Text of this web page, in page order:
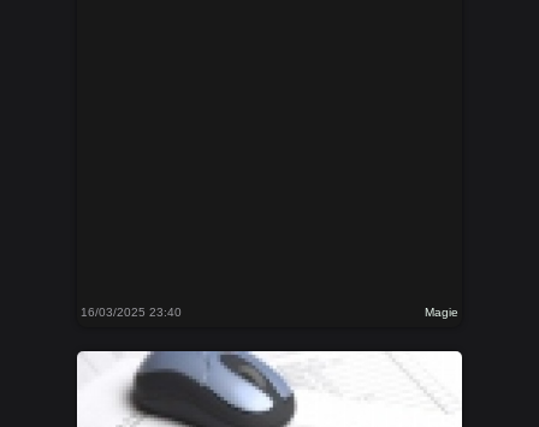
16/03/2025 23:40 Magie